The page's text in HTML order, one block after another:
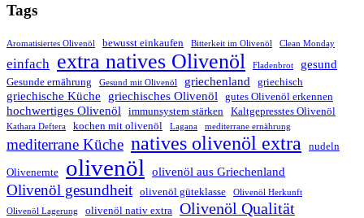
Tags
Aromatisiertes Olivenöl bewusst einkaufen Bitterkeit im Olivenöl Clean Monday
einfach extra natives Olivenöl Fladenbrot gesund
Gesunde ernährung Gesund mit Olivenöl griechenland griechisch
griechische Küche griechisches Olivenöl gutes Olivenöl erkennen
hochwertiges Olivenöl immunsystem stärken Kaltgepresstes Olivenöl
Kathara Deftera kochen mit olivenöl Lagana mediterrane ernährung
mediterrane Küche natives olivenöl extra nudeln
Olivenernte olivenöl olivenöl aus Griechenland
Olivenöl gesundheit olivenöl güteklasse Olivenöl Herkunft
Olivenöl Lagerung olivenöl nativ extra Olivenöl Qualität